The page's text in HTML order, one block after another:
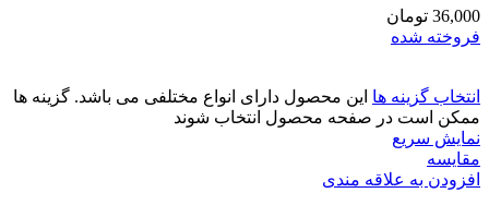
36,000 تومان
فروخته شده
انتخاب گزینه ها این محصول دارای انواع مختلفی می باشد. گزینه ها
ممکن است در صفحه محصول انتخاب شوند
نمایش سریع
مقايسه
افزودن به علاقه مندی